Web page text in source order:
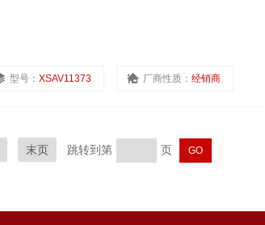
型号： XSAV11373 厂商性质： 经销商
末页 跳转到第 页